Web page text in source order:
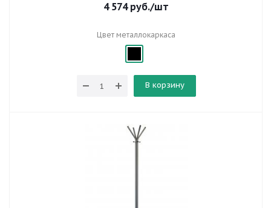
4 574руб./шт
Цвет металлокаркаса
В корзину